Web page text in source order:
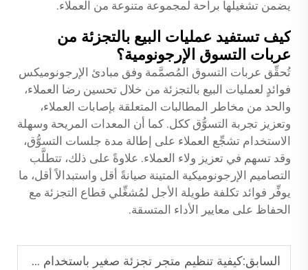
يضمن تشغيلها براحة لمجموعة متنوعة من العملاء.
كيف تستفيد عمليات البيع بالتجزئة من
عربات التسوق الإرجونومية؟
تُحقِّق عربات التسوق المُصمَّمة وفق مبادئ الإرجونوميكس
فوائدٍ لعمليات البيع بالتجزئة من خلال تحسين رضا العملاء،
والحد من مخاطر المطالبات المتعلقة بإصابات العملاء،
وتعزيز تجربة التسوُّق ككل. كما أن المعدات المريحة وسهلة
الاستخدام تشجِّع العملاء على إطالة مدة جلسات التسوُّق،
وقد تسهم في تعزيز ولاء العملاء. علاوةً على ذلك، تتطلَّب
التصاميم الإرجونوميكية المتينة صيانةً أقل واستبدالاً أقل، ما
يوفِّر فوائد تكلفة طويلة الأجل لمُشغِّلي قطاع التجزئة مع
الحفاظ على معايير الأداء المتسقة.
السابق:كيفية تنظيم متجر تجزئة صغير باستخدام وحدات رفوف سوبرماركت قابلة للتعديل.